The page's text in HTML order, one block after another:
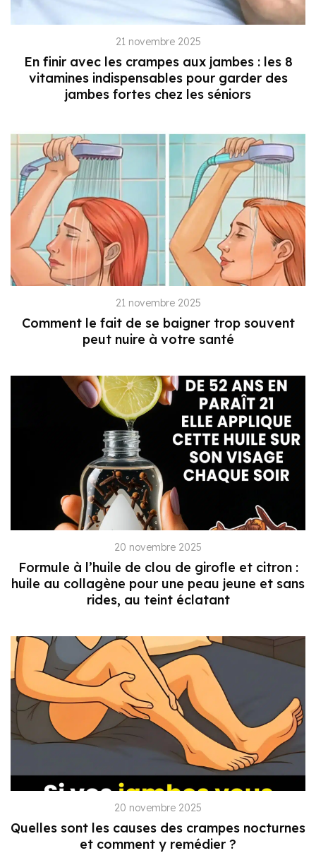
21 novembre 2025
En finir avec les crampes aux jambes : les 8
vitamines indispensables pour garder des
jambes fortes chez les séniors
21 novembre 2025
Comment le fait de se baigner trop souvent
peut nuire à votre santé
20 novembre 2025
Formule à l’huile de clou de girofle et citron :
huile au collagène pour une peau jeune et sans
rides, au teint éclatant
20 novembre 2025
Quelles sont les causes des crampes nocturnes
et comment y remédier ?